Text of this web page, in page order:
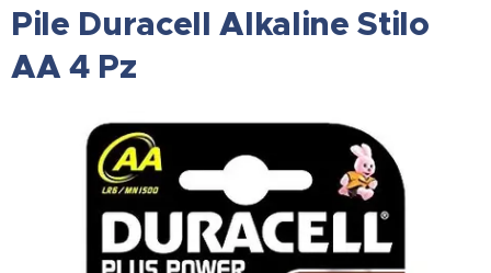
Pile Duracell Alkaline Stilo
AA 4 Pz